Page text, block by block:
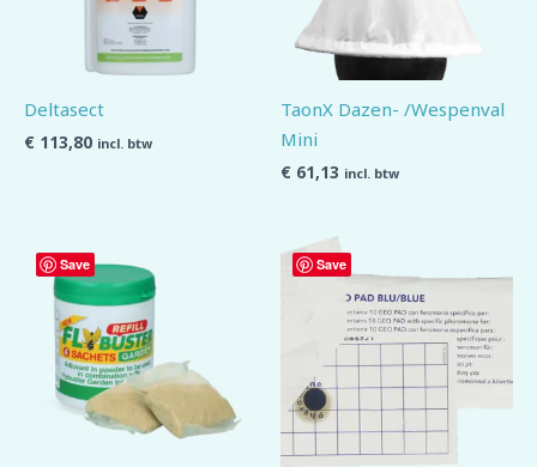
Deltasect
€ 113,80 incl. btw
TaonX Dazen- /Wespenval
Mini
€ 61,13 incl. btw
Save Save